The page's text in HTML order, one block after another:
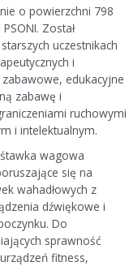
o powierzchni 798
Został
uczestnikach
i
edukacyjne
zabawę i
ruchowymi
i intelektualnym.
wagowa
się na
wahadłowych z
dźwiękowe i
Do
sprawność
fitness,